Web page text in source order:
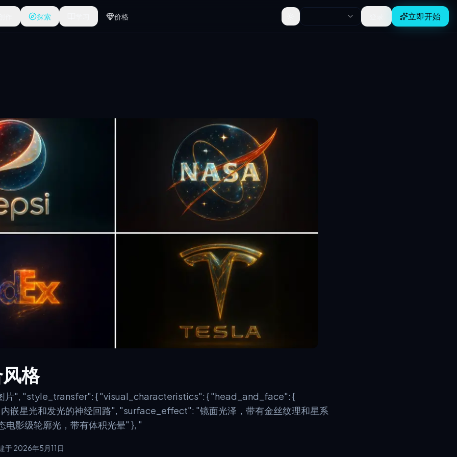
探索 价格 Toggle theme 立即开始
格
片", "style_transfer": { "visual_characteristics": { "head_and_face": {
嵌星光和发光的神经回路", "surface_effect": "镜面光泽，带有金丝纹理和星系
影级轮廓光，带有体积光晕" }, "
于 2026年5月11日